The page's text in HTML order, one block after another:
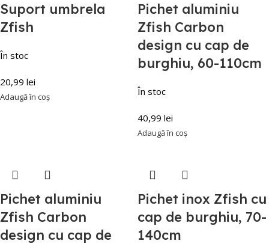
Suport umbrela
Zfish
În stoc
20,99 lei
Adaugă în coș
Pichet aluminiu
Zfish Carbon
design cu cap de
burghiu, 60-110cm
În stoc
40,99 lei
Adaugă în coș
Pichet aluminiu
Zfish Carbon
design cu cap de
Pichet inox Zfish cu
cap de burghiu, 70-
140cm